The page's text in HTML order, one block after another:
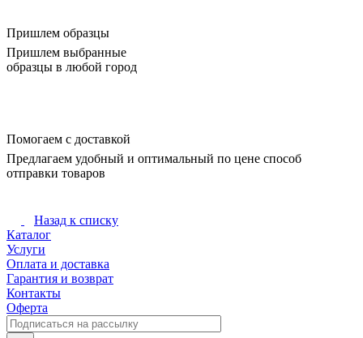
Пришлем образцы
Пришлем выбранные
образцы в любой город
Помогаем с доставкой
Предлагаем удобный и оптимальный по цене способ
отправки товаров
Назад к списку
Каталог
Услуги
Оплата и доставка
Гарантия и возврат
Контакты
Оферта